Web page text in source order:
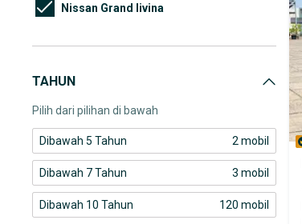
Nissan Grand livina
Nissan Kicks
TAHUN
Pilih dari pilihan di bawah
Dibawah 5 Tahun 2 mobil
Dibawah 7 Tahun 3 mobil
Dibawah 10 Tahun 120 mobil